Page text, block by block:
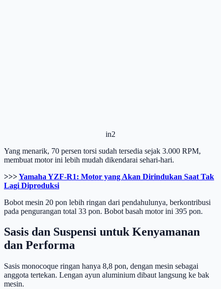
in2
Yang menarik, 70 persen torsi sudah tersedia sejak 3.000 RPM,
membuat motor ini lebih mudah dikendarai sehari-hari.
>>>Yamaha YZF-R1: Motor yang Akan Dirindukan Saat Tak
Lagi Diproduksi
Bobot mesin 20 pon lebih ringan dari pendahulunya, berkontribusi
pada pengurangan total 33 pon. Bobot basah motor ini 395 pon.
Sasis dan Suspensi untuk Kenyamanan
dan Performa
Sasis monocoque ringan hanya 8,8 pon, dengan mesin sebagai
anggota tertekan. Lengan ayun aluminium dibaut langsung ke bak
mesin.